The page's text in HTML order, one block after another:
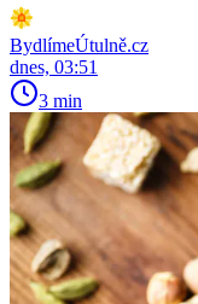
BydlímeÚtulně.cz
dnes, 03:51
3 min